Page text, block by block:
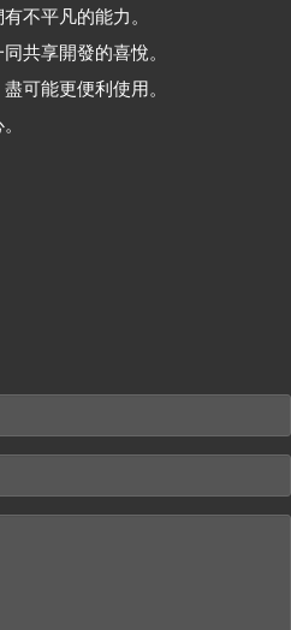
不平凡的能力。
共享開發的喜悅。
可能更便利使用。